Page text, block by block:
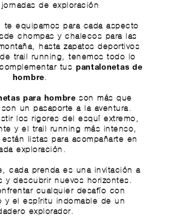
de exploración
te equipamos para cada aspecto
chompas y chalecos para las
hastazapatos deportivos
trail running, tenemos todo lo
tus
pantalonetas de
hombre.
para hombre son más que
un pasaporte a la aventura.
los rigores del esquí extremo,
y el trail running más intenso,
listas para acompañarte en
exploración.
cada prenda es una invitación a
y descubrir nuevos horizontes.
cualquier desafío con
y el espíritu indomable de un
explorador.